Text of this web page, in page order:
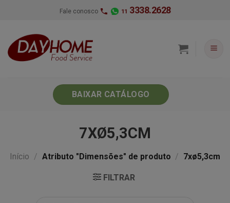
Fale conosco 11 3338.2628
BAIXAR CATÁLOGO
7XØ5,3CM
Início / Atributo "Dimensões" de produto / 7xø5,3cm
FILTRAR